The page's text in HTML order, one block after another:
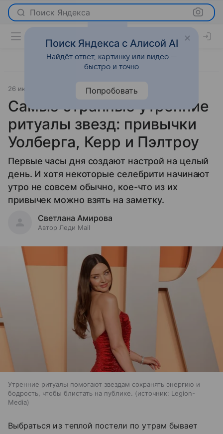
Поиск Яндекса
26 июня 2025 Светская жизнь
Самые странные утренние
ритуалы звезд: привычки
Уолберга, Керр и Пэлтроу
Первые часы дня создают настрой на целый
день. И хотя некоторые селебрити начинают
утро не совсем обычно, кое-что из их
привычек можно взять на заметку.
Светлана Амирова
Автор Леди Mail
Утренние ритуалы помогают звездам сохранять энергию и
бодрость, чтобы блистать на публике.
источник: Legion-
Media
Выбраться из теплой постели по утрам бывает
Поиск Яндекса с Алисой AI
Найдёт ответ, картинку или видео —
быстро и точно
Попробовать